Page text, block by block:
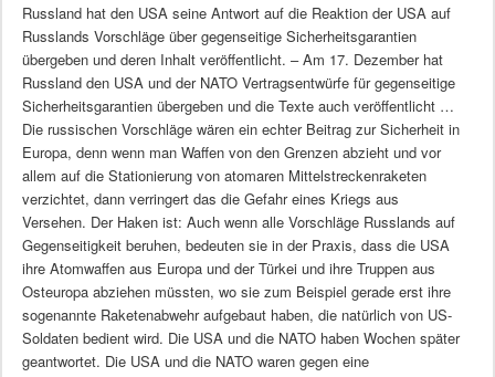
Russland hat den USA seine Antwort auf die Reaktion der USA auf
Russlands Vorschläge über gegenseitige Sicherheitsgarantien
übergeben und deren Inhalt veröffentlicht. – Am 17. Dezember hat
Russland den USA und der NATO Vertragsentwürfe für gegenseitige
Sicherheitsgarantien übergeben und die Texte auch veröffentlicht …
Die russischen Vorschläge wären ein echter Beitrag zur Sicherheit in
Europa, denn wenn man Waffen von den Grenzen abzieht und vor
allem auf die Stationierung von atomaren Mittelstreckenraketen
verzichtet, dann verringert das die Gefahr eines Kriegs aus
Versehen. Der Haken ist: Auch wenn alle Vorschläge Russlands auf
Gegenseitigkeit beruhen, bedeuten sie in der Praxis, dass die USA
ihre Atomwaffen aus Europa und der Türkei und ihre Truppen aus
Osteuropa abziehen müssten, wo sie zum Beispiel gerade erst ihre
sogenannte Raketenabwehr aufgebaut haben, die natürlich von US-
Soldaten bedient wird. Die USA und die NATO haben Wochen später
geantwortet. Die USA und die NATO waren gegen eine